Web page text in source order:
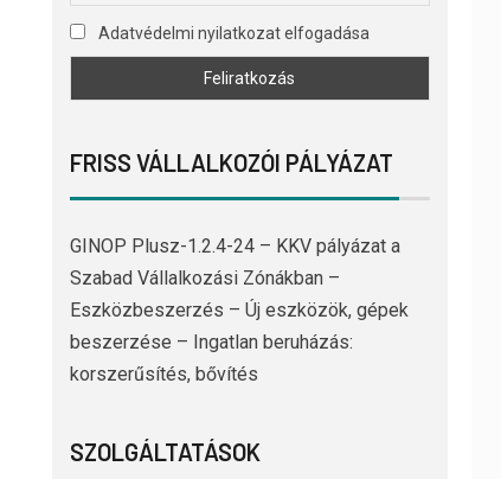
Adatvédelmi nyilatkozat elfogadása
FRISS VÁLLALKOZÓI PÁLYÁZAT
GINOP Plusz-1.2.4-24 – KKV pályázat a
Szabad Vállalkozási Zónákban –
Eszközbeszerzés – Új eszközök, gépek
beszerzése – Ingatlan beruházás:
korszerűsítés, bővítés
SZOLGÁLTATÁSOK